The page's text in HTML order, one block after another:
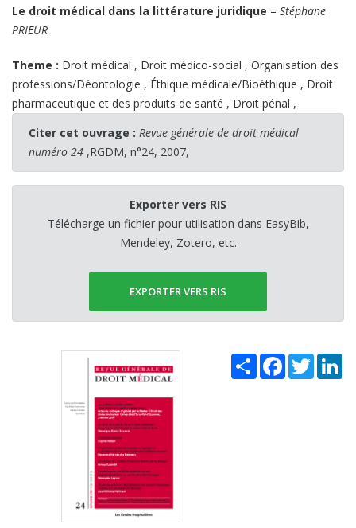
Le droit médical dans la littérature juridique – Stéphane
PRIEUR
Theme : Droit médical , Droit médico-social , Organisation des
professions/Déontologie , Éthique médicale/Bioéthique , Droit
pharmaceutique et des produits de santé , Droit pénal ,
Citer cet ouvrage : Revue générale de droit médical
numéro 24 ,RGDM, n°24, 2007,
Exporter vers RIS
Télécharge un fichier pour utilisation dans EasyBib,
Mendeley, Zotero, etc.
EXPORTER VERS RIS
Share Facebook
Twitter